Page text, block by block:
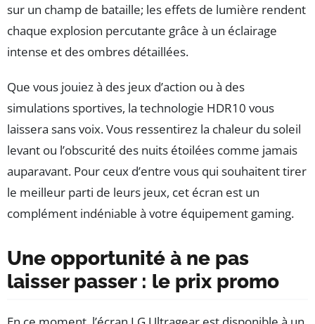
sur un champ de bataille; les effets de lumière rendent
chaque explosion percutante grâce à un éclairage
intense et des ombres détaillées.
Que vous jouiez à des jeux d’action ou à des
simulations sportives, la technologie HDR10 vous
laissera sans voix. Vous ressentirez la chaleur du soleil
levant ou l’obscurité des nuits étoilées comme jamais
auparavant. Pour ceux d’entre vous qui souhaitent tirer
le meilleur parti de leurs jeux, cet écran est un
complément indéniable à votre équipement gaming.
Une opportunité à ne pas
laisser passer : le prix promo